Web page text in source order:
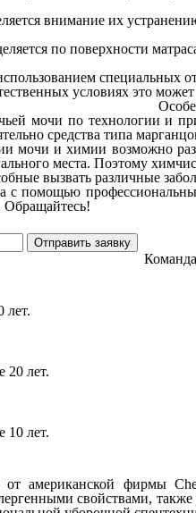
внимание их
по поверхности
специальных
условиях это
мочи по технологии и
средства типа
мочи и химии возможно
места. Поэтому
вызвать различные
с помощью
Обращайтесь!
Отправить заявку
лет.
20 лет.
10 лет.
от американской фирмы
свойствами,